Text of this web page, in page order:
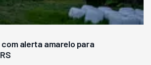
alerta amarelo para